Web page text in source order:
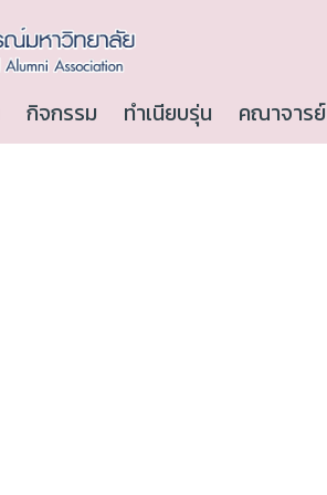
กิจกรรม ทำเนียบรุ่น คณาจารย์